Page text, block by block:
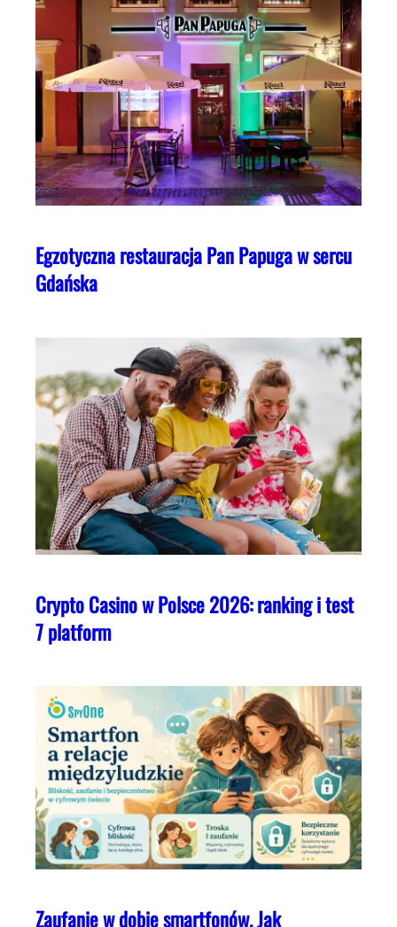
Egzotyczna restauracja Pan Papuga w sercu
Gdańska
Crypto Casino w Polsce 2026: ranking i test
7 platform
Zaufanie w dobie smartfonów. Jak